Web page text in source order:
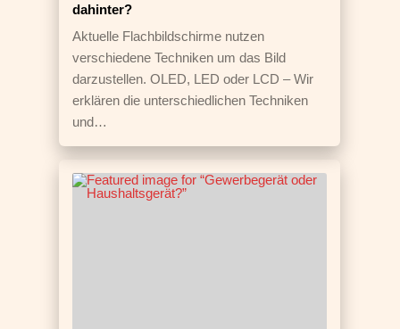
dahinter?
Aktuelle Flachbildschirme nutzen
verschiedene Techniken um das Bild
darzustellen. OLED, LED oder LCD – Wir
erklären die unterschiedlichen Techniken
und…